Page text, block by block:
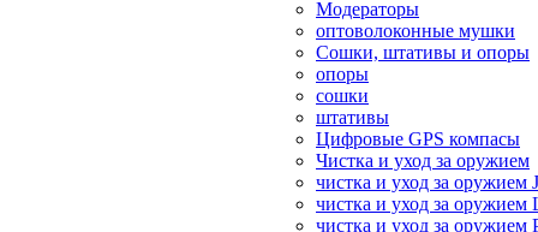
Модераторы
оптоволоконные мушки
Сошки, штативы и опоры
опоры
сошки
штативы
Цифровые GPS компасы
Чистка и уход за оружием
чистка и уход за оружием
чистка и уход за оружием
чистка и уход за оружием